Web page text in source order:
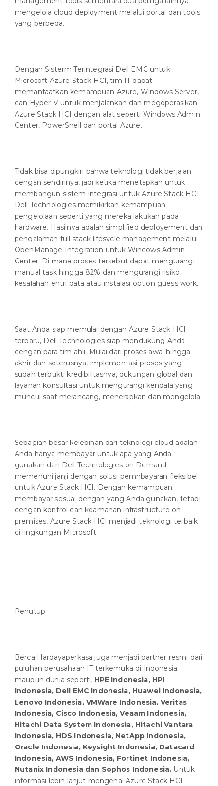
mengelola cloud deployment melalui portal dan tools
yang berbeda.
Dengan Sisterm Terintegrasi Dell EMC untuk
Microsoft Azure Stack HCI, tim IT dapat
memanfaatkan kemampuan Azure, Windows Server,
dan Hyper-V untuk menjalankan dan megoperasikan
Azure Stack HCI dengan alat seperti Windows Admin
Center, PowerShell dan portal Azure.
Tidak bisa dipungkiri bahwa teknologi tidak berjalan
dengan sendirinya, jadi ketika menetapkan untuk
membangun sistem integrasi untuk Azure Stack HCI,
Dell Technologies memikirkan kemampuan
pengelolaan seperti yang mereka lakukan pada
hardware. Hasilnya adalah simplified deployement dan
pengalaman full stack lifesycle management melalui
OpenManage Integration untuk Windows Admin
Center. Di mana proses tersebut dapat mengurangi
manual task hingga 82% dan mengurangi risiko
kesalahan entri data atau instalasi option guess work.
Saat Anda siap memulai dengan Azure Stack HCI
terbaru, Dell Technologies siap mendukung Anda
dengan para tim ahli. Mulai dari proses awal hingga
akhir dan seterusnya, implementasi proses yang
sudah terbukti kredibilitasnya, dukungan global dan
layanan konsultasi untuk mengurangi kendala yang
muncul saat merancang, menerapkan dan mengelola.
Sebagian besar kelebihan dari teknologi cloud adalah
Anda hanya membayar untuk apa yang Anda
gunakan dan Dell Technologies on Demand
memenuhi janji dengan solusi pemnbayaran fleksibel
untuk Azure Stack HCI. Dengan kemampuan
membayar sesuai dengan yang Anda gunakan, tetapi
dengan kontrol dan keamanan infrastructure on-
premises, Azure Stack HCI menjadi teknologi terbaik
di lingkungan Microsoft.
Penutup
Berca Hardayaperkasa juga menjadi partner resmi dari
puluhan perusahaan IT terkemuka di Indonesia
maupun dunia seperti, HPE Indonesia, HPI
Indonesia, Dell EMC Indonesia, Huawei Indonesia,
Lenovo Indonesia, VMWare Indonesia, Veritas
Indonesia, Cisco Indonesia, Veaam Indonesia,
Hitachi Data System Indonesia, Hitachi Vantara
Indonesia, HDS Indonesia, NetApp Indonesia,
Oracle Indonesia, Keysight Indonesia, Datacard
Indonesia, AWS Indonesia, Fortinet Indonesia,
Nutanix Indonesia dan Sophos Indonesia. Untuk
informasi lebih lanjut mengenai Azure Stack HCI